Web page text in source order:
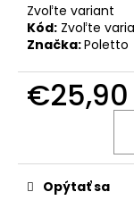
Zvoľte variant
Kód: Zvoľte
Značka:Poletto
€25,90
Opýtať sa
O
d
p
ú
č